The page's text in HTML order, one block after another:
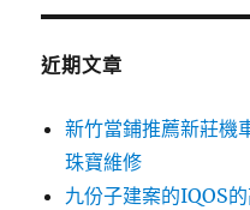
鍵
近期文章
新竹當鋪推薦新莊機
珠寶維修
九份子建案的IQOS